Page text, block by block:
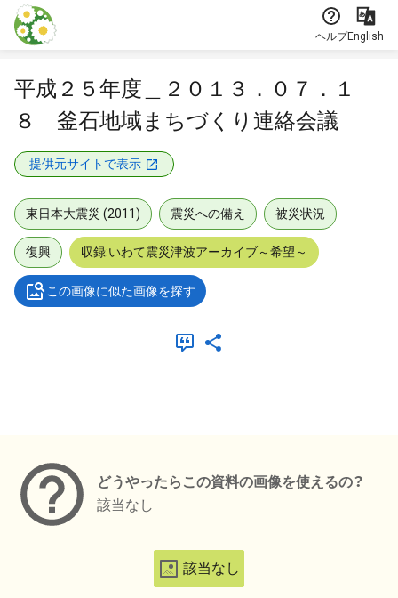
本文に飛ぶ
ヘルプEnglish
平成２５年度＿２０１３．０７．１
８ 釜石地域まちづくり連絡会議
提供元サイトで表示
東日本大震災 (2011) 震災への備え 被災状況
復興 収録:いわて震災津波アーカイブ～希望～
この画像に似た画像を探す
どうやったらこの資料の画像を使えるの？
該当なし
該当なし